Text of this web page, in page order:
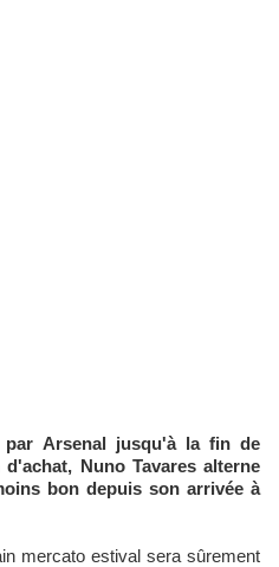
Nuno Tavares alterne
bon depuis son arrivée à
mercato estival sera sûrement